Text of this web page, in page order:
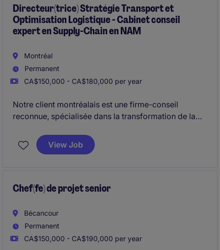
Directeur(trice) Stratégie Transport et
Optimisation Logistique - Cabinet conseil
expert en Supply-Chain en NAM
Montréal
Permanent
CA$150,000 - CA$180,000 per year
Notre client montréalais est une firme-conseil
reconnue, spécialisée dans la transformation de la
opérations logistiques. Dans un contexte de
croissance soutenue, l'entreprise souhaite
View Job
Chef(fe) de projet senior
Bécancour
Permanent
CA$150,000 - CA$190,000 per year